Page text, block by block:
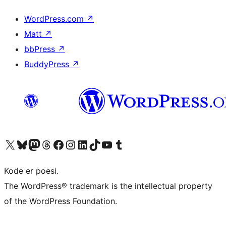
WordPress.com ↗
Matt ↗
bbPress ↗
BuddyPress ↗
Besøk vår konto på X Visit our Bluesky account
Besøk vår Mastodon-konto
Visit our Threads account
Besøk vår Facebook-sideBesøk vår Instagram-konto
Besøk vår LinkedIn-konto
Visit our TikTok account
Visit our YouTube channel
Visit our Tumblr account
Kode er poesi.
The WordPress® trademark is the intellectual property
of the WordPress Foundation.